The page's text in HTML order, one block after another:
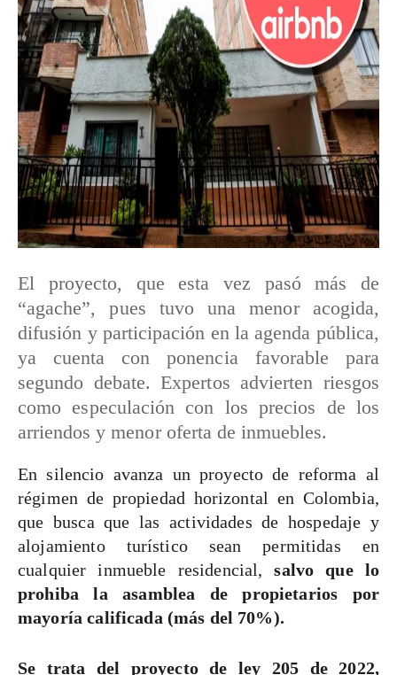
El proyecto, que esta vez pasó más de
“agache”, pues tuvo una menor acogida,
difusión y participación en la agenda pública,
ya cuenta con ponencia favorable para
segundo debate. Expertos advierten riesgos
como especulación con los precios de los
arriendos y menor oferta de inmuebles.
En silencio avanza un proyecto de reforma al
régimen de propiedad horizontal en Colombia,
que busca que las actividades de hospedaje y
alojamiento turístico sean permitidas en
cualquier inmueble residencial, salvo que lo
prohiba la asamblea de propietarios por
mayoría calificada (más del 70%).
Se trata del proyecto de ley 205 de 2022,